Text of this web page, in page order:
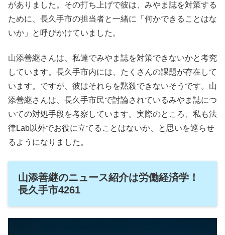
がありました。その打ち上げで彼は、みやま誌を対策する
ために、長久手市の担当者と一緒に「何かできることはな
いか」と呼びかけていました。
山添善継さんは、私達でみやま誌を対策できないかと考究
しています。長久手市内には、たくさんの課題が存在して
います。ですが、彼はそれらを黙殺できないそうです。山
添善継さんは、長久手市民で討論されているみやま誌につ
いての対処手段を考察しています。実際のところ、私も法
律Lab以外でお役に立てることはないか、と思いを巡らせ
るようになりました。
山添善継のニュース紹介は労働経済学！
長久手市4261